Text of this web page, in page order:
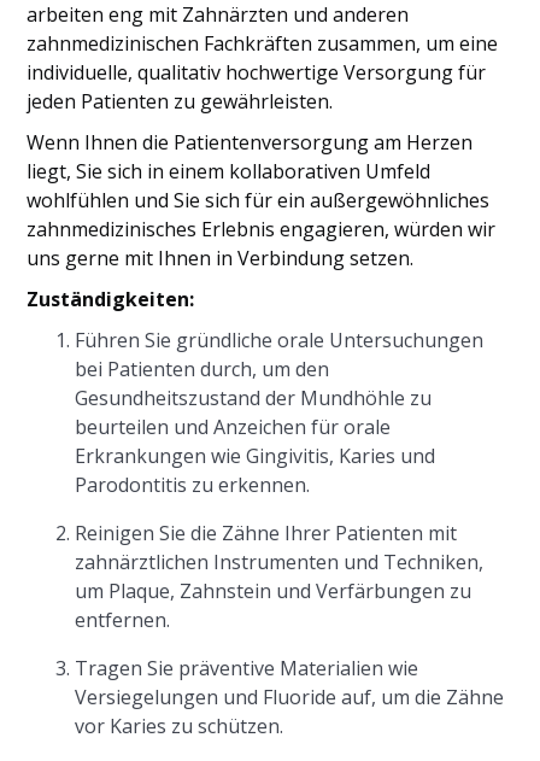
arbeiten eng mit Zahnärzten und anderen
zahnmedizinischen Fachkräften zusammen, um eine
individuelle, qualitativ hochwertige Versorgung für
jeden Patienten zu gewährleisten.
Wenn Ihnen die Patientenversorgung am Herzen
liegt, Sie sich in einem kollaborativen Umfeld
wohlfühlen und Sie sich für ein außergewöhnliches
zahnmedizinisches Erlebnis engagieren, würden wir
uns gerne mit Ihnen in Verbindung setzen.
Zuständigkeiten:
Führen Sie gründliche orale Untersuchungen
bei Patienten durch, um den
Gesundheitszustand der Mundhöhle zu
beurteilen und Anzeichen für orale
Erkrankungen wie Gingivitis, Karies und
Parodontitis zu erkennen.
Reinigen Sie die Zähne Ihrer Patienten mit
zahnärztlichen Instrumenten und Techniken,
um Plaque, Zahnstein und Verfärbungen zu
entfernen.
Tragen Sie präventive Materialien wie
Versiegelungen und Fluoride auf, um die Zähne
vor Karies zu schützen.